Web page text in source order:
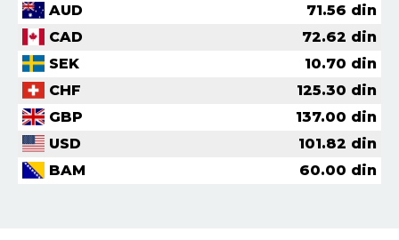
AUD
71.56 din
CAD
72.62 din
SEK
10.70 din
CHF
125.30 din
GBP
137.00 din
USD
101.82 din
BAM
60.00 din